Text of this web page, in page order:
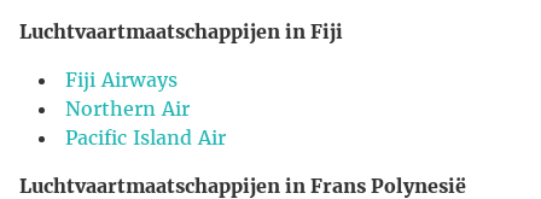
Luchtvaartmaatschappijen in Fiji
Fiji Airways
Northern Air
Pacific Island Air
Luchtvaartmaatschappijen in Frans Polynesië